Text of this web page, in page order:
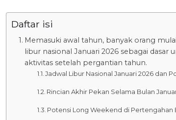
Daftar isi
Memasuki awal tahun, banyak orang
libur nasional Januari 2026 sebagai
aktivitas setelah pergantian tahun.
Jadwal Libur Nasional Januari 2026 dan
Rincian Akhir Pekan Selama Bulan
Potensi Long Weekend di Pertengahan